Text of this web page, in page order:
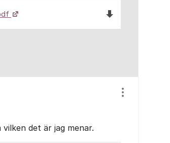
Ladda ned filen
det är jag menar.
Visa/dölj